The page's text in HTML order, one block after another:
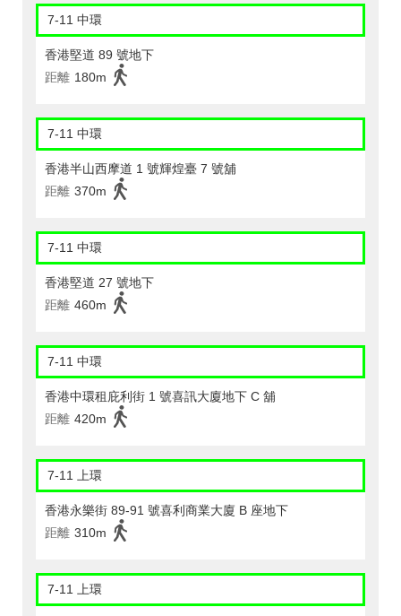
7-11 中環
香港堅道 89 號地下
距離 180m
7-11 中環
香港半山西摩道 1 號輝煌臺 7 號舖
距離 370m
7-11 中環
香港堅道 27 號地下
距離 460m
7-11 中環
香港中環租庇利街 1 號喜訊大廈地下 C 舖
距離 420m
7-11 上環
香港永樂街 89-91 號喜利商業大廈 B 座地下
距離 310m
7-11 上環